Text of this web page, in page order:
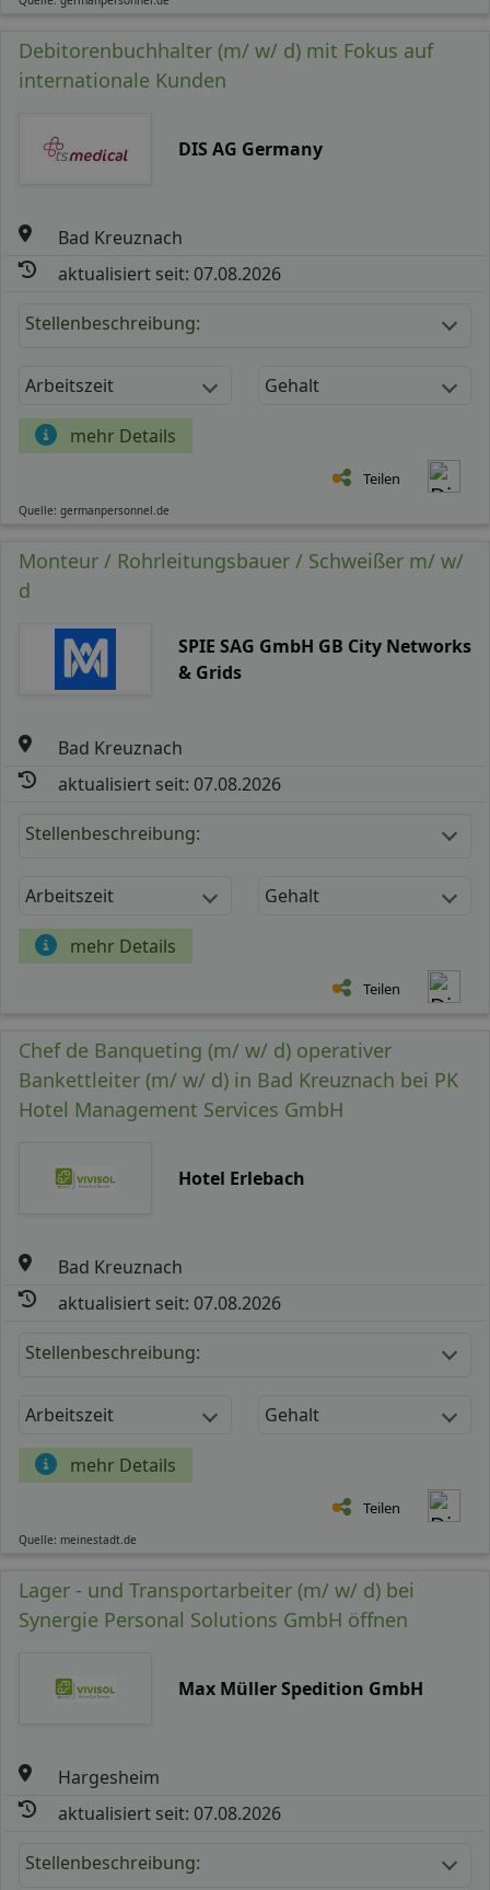
Debitorenbuchhalter (m/ w/ d) mit Fokus auf
internationale Kunden
DIS AG Germany
Bad Kreuznach
aktualisiert seit: 07.08.2026
Stellenbeschreibung:
Arbeitszeit Gehalt
mehr Details
Teilen
Quelle: germanpersonnel.de
Monteur / Rohrleitungsbauer / Schweißer m/ w/
d
SPIE SAG GmbH GB City Networks
& Grids
Bad Kreuznach
aktualisiert seit: 07.08.2026
Stellenbeschreibung:
Arbeitszeit Gehalt
mehr Details
Teilen
Chef de Banqueting (m/ w/ d) operativer
Bankettleiter (m/ w/ d) in Bad Kreuznach bei PK
Hotel Management Services GmbH
Hotel Erlebach
Bad Kreuznach
aktualisiert seit: 07.08.2026
Stellenbeschreibung:
Arbeitszeit Gehalt
mehr Details
Teilen
Quelle: meinestadt.de
Lager - und Transportarbeiter (m/ w/ d) bei
Synergie Personal Solutions GmbH öffnen
Max Müller Spedition GmbH
Hargesheim
aktualisiert seit: 07.08.2026
Stellenbeschreibung: